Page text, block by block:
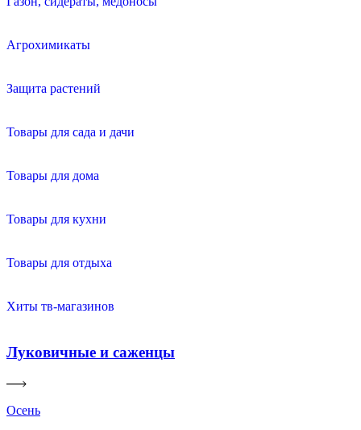
Агрохимикаты
Защита растений
Товары для сада и дачи
Товары для дома
Товары для кухни
Товары для отдыха
Хиты тв-магазинов
Луковичные и саженцы
Осень